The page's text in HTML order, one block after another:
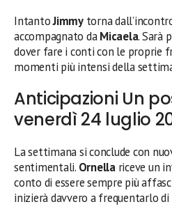
IntantoJimmytorna
accompagnato daMicaela. Sarà
dover fare i conti con le proprie
momenti più intensi della
Anticipazioni Un
venerdì 24 luglio
La settimana si conclude con
sentimentali. Ornellariceve un
conto di essere sempre più
inizierà davvero a frequentarlo di